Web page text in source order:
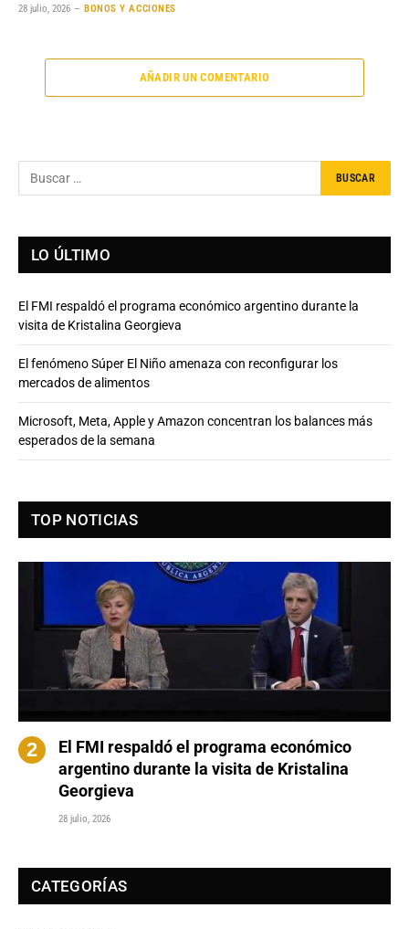
28 julio, 2026 BONOS Y ACCIONES
AÑADIR UN COMENTARIO
LO ÚLTIMO
El FMI respaldó el programa económico argentino durante la
visita de Kristalina Georgieva
El fenómeno Súper El Niño amenaza con reconfigurar los
mercados de alimentos
Microsoft, Meta, Apple y Amazon concentran los balances más
esperados de la semana
TOP NOTICIAS
El FMI respaldó el programa económico
argentino durante la visita de Kristalina
Georgieva
28 julio, 2026
CATEGORÍAS